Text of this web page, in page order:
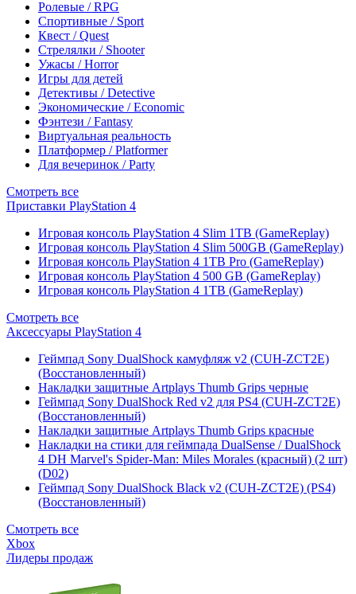
Ролевые / RPG
Спортивные / Sport
Квест / Quest
Стрелялки / Shooter
Ужасы / Horror
Игры для детей
Детективы / Detective
Экономические / Economic
Фэнтези / Fantasy
Виртуальная реальность
Платформер / Platformer
Для вечеринок / Party
Смотреть все
Приставки PlayStation 4
Игровая консоль PlayStation 4 Slim 1TB (GameReplay)
Игровая консоль PlayStation 4 Slim 500GB (GameReplay)
Игровая консоль PlayStation 4 1TB Pro (GameReplay)
Игровая консоль PlayStation 4 500 GB (GameReplay)
Игровая консоль PlayStation 4 1TB (GameReplay)
Смотреть все
Аксессуары PlayStation 4
Геймпад Sony DualShock камуфляж v2 (CUH-ZCT2E)
(Восстановленный)
Накладки защитные Artplays Thumb Grips черные
Геймпад Sony DualShock Red v2 для PS4 (CUH-ZCT2E)
(Восстановленный)
Накладки защитные Artplays Thumb Grips красные
Накладки на стики для геймпада DualSense / DualShock
4 DH Marvel's Spider-Man: Miles Morales (красный) (2 шт)
(D02)
Геймпад Sony DualShock Black v2 (CUH-ZCT2E) (PS4)
(Восстановленный)
Смотреть все
Xbox
Лидеры продаж